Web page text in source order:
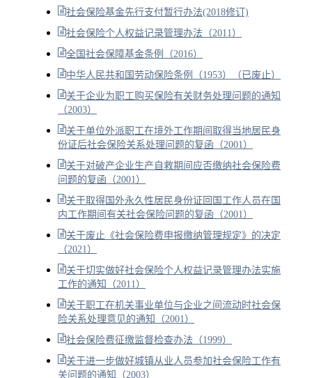
社会保险基金先行支付暂行办法(2018修订)
社会保险个人权益记录管理办法（2011）
全国社会保障基金条例（2016）
中华人民共和国劳动保险条例（1953）（已废止）
关于企业为职工购买保险有关财务处理问题的通知
（2003）
关于单位外派职工在境外工作期间取得当地居民身
份证后社会保险关系处理问题的复函（2001）
关于对破产企业生产自救期间应否缴纳社会保险费
问题的复函（2001）
关于取得国外永久性居民身份证回国工作人员在国
内工作期间有关社会保险问题的复函（2001）
关于废止《社会保险费申报缴纳管理规定》的决定
（2021）
关于切实做好社会保险个人权益记录管理办法实施
工作的通知（2011）
关于职工在机关事业单位与企业之间流动时社会保
险关系处理意见的通知（2001）
社会保险费征缴监督检查办法（1999）
关于进一步做好城镇从业人员参加社会保险工作有
关问题的通知（2003）